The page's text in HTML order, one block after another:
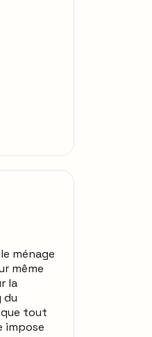
ménage
même
la
du
que tout
impose